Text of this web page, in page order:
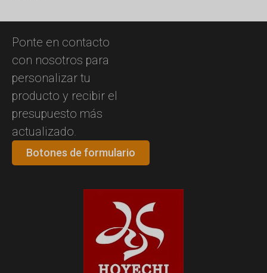
Ponte en contacto
con nosotros para
personalizar tu
producto y recibir el
presupuesto más
actualizado.
Botones de formulario